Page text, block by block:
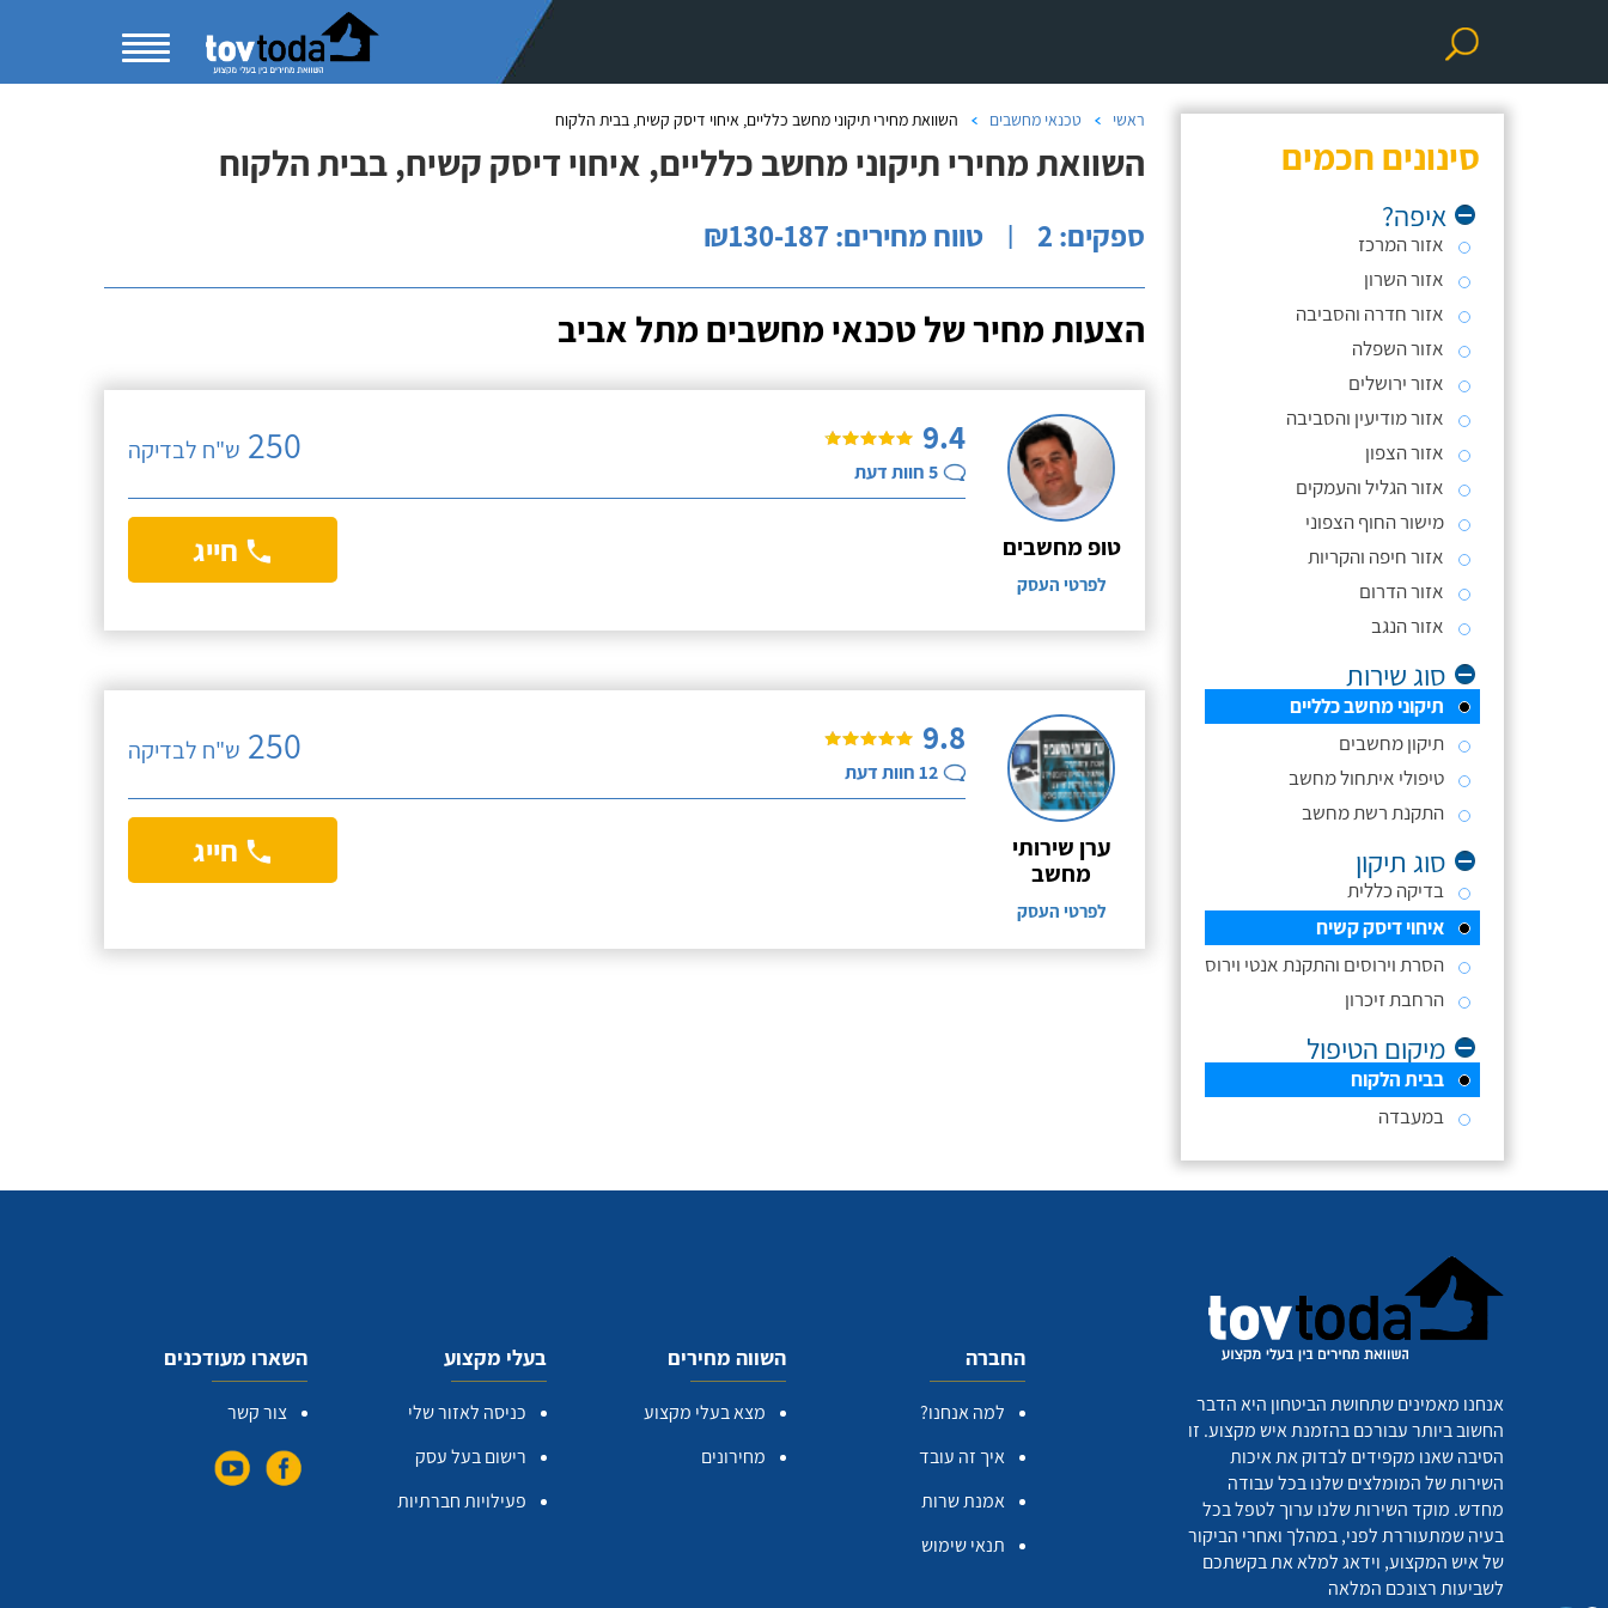
סינונים חכמים
איפה?
אזור המרכז
אזור השרון
אזור חדרה והסביבה
אזור השפלה
אזור ירושלים
אזור מודיעין והסביבה
אזור הצפון
אזור הגליל והעמקים
מישור החוף הצפוני
אזור חיפה והקריות
אזור הדרום
אזור הנגב
סוג שירות
תיקוני מחשב כלליים
תיקון מחשבים
טיפולי איתחול מחשב
התקנת רשת מחשב
סוג תיקון
בדיקה כללית
איחוי דיסק קשיח
הסרת וירוסים והתקנת אנטי וירוס
הרחבת זיכרון
מיקום הטיפול
בבית הלקוח
במעבדה
ראשי טכנאי מחשבים השוואת מחירי תיקוני מחשב כלליים, איחוי דיסק קשיח, בבית הלקוח
השוואת מחירי תיקוני מחשב כלליים, איחוי דיסק קשיח, בבית הלקוח
ספקים: 2 | טווח מחירים: ₪130-187
הצעות מחיר של טכנאי מחשבים מתל אביב
טופ מחשבים
לפרטי העסק
9.4
5חוות דעת
250 ש"ח לבדיקה
חייג
ערן שירותי
מחשב
לפרטי העסק
9.8
12חוות דעת
250 ש"ח לבדיקה
חייג
אנחנו מאמינים שתחושת הביטחון היא הדבר
החשוב ביותר עבורכם בהזמנת איש מקצוע. זו
הסיבה שאנו מקפידים לבדוק את איכות
השירות של המומלצים שלנו בכל עבודה
מחדש. מוקד השירות שלנו ערוך לטפל בכל
בעיה שמתעוררת לפני, במהלך ואחרי הביקור
של איש המקצוע, וידאג למלא את בקשתכם
לשביעות רצונכם המלאה
החברה
למה אנחנו?
איך זה עובד
אמנת שרות
תנאי שימוש
השווה מחירים
מצא בעלי מקצוע
מחירונים
בעלי מקצוע
כניסה לאזור שלי
רישום בעל עסק
פעילויות חברתיות
השארו מעודכנים
צור קשר